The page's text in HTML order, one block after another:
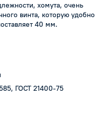
хомута, очень
винта, которую удобно
40 мм.
ГОСТ 21400-75